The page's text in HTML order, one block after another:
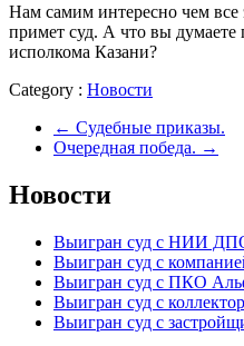
Нам самим интересно чем все
примет суд. А что вы
исполкома Казани?
Category : Новости
← Судебные приказы.
Очередная победа. →
Новости
Выигран суд с НИИ
Выигран суд с
Выигран суд с ПКО
Выигран суд с
Выигран суд с